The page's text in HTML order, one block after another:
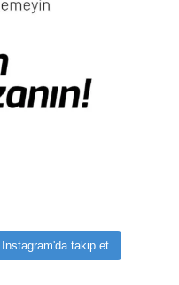
Instagram'da takip et